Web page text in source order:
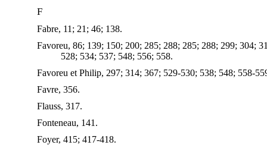
F
Fabre, 11; 21; 46; 138.
Favoreu, 86; 139; 150; 200; 285; 288; 285; 288; 299; 304;
528; 534; 537; 548; 556; 558.
Favoreu et Philip, 297; 314; 367; 529-530; 538; 548; 558-
Favre, 356.
Flauss, 317.
Fonteneau, 141.
Foyer, 415; 417-418.